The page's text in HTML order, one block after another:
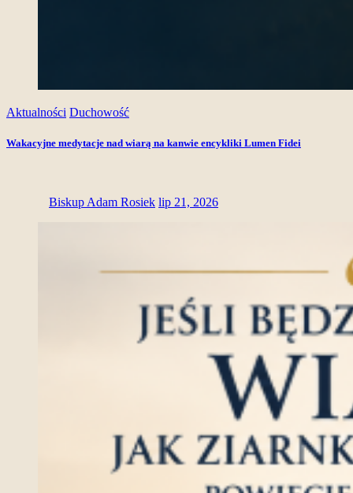
Aktualności Duchowość
Wakacyjne medytacje nad wiarą na kanwie encykliki Lumen Fidei
Biskup Adam Rosiek lip 21, 2026